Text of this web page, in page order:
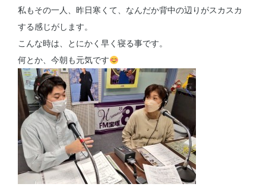
私もその一人、昨日寒くて、なんだか背中の辺りがスカスカ
する感じがします。
こんな時は、とにかく早く寝る事です。
何とか、今朝も元気です